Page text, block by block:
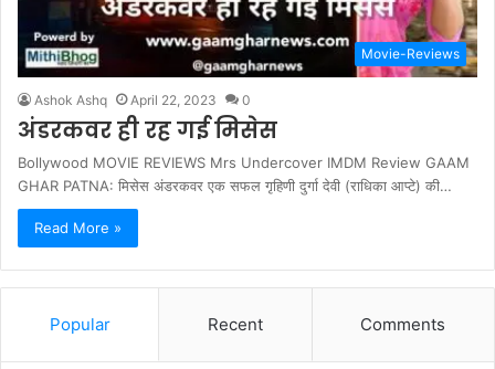
Movie-Reviews
Ashok Ashq April 22, 2023 0
अंडरकवर ही रह गई मिसेस
Bollywood MOVIE REVIEWS Mrs Undercover IMDM Review GAAM
GHAR PATNA: मिसेस अंडरकवर एक सफल गृहिणी दुर्गा देवी (राधिका आप्टे) की…
Read More »
Popular Recent Comments